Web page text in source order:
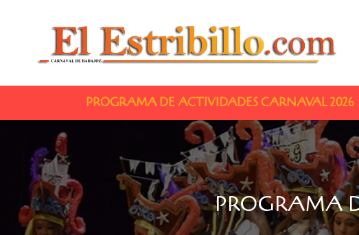
PROGRAMA DE ACTIVIDADES CARNAVAL 2026
PROGRAMA